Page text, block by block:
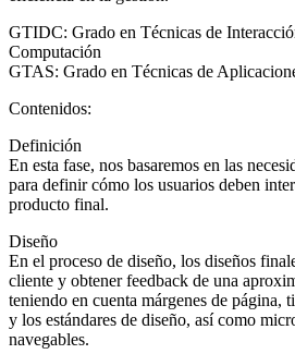
GTIDC: Grado en Técnicas de
Computación
GTAS: Grado en Técnicas de
Contenidos:
Definición
En esta fase, nos basaremos en las
para definir cómo los usuarios deben
producto final.
Diseño
En el proceso de diseño, los diseños
cliente y obtener feedback de una
teniendo en cuenta márgenes de página,
y los estándares de diseño, así como
navegables.